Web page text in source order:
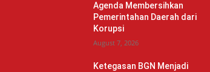
Agenda Membersihkan
Pemerintahan Daerah dari
Korupsi
August 7, 2026
Ketegasan BGN Menjadi